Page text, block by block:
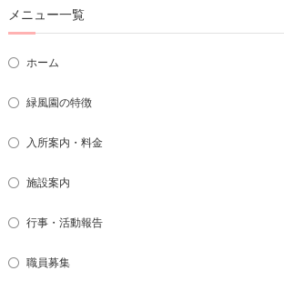
覧
メニュー一覧
ホーム
緑風園の特徴
入所案内・料金
施設案内
行事・活動報告
職員募集